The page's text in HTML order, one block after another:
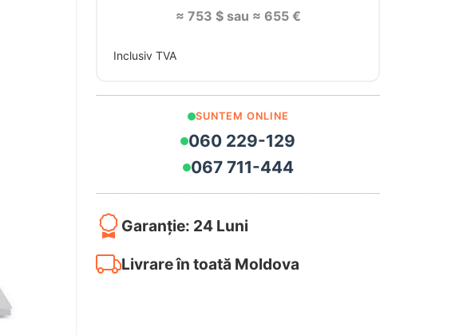
≈ 753 $ sau ≈ 655 €
Inclusiv TVA
SUNTEM ONLINE
060 229-129
067 711-444
Garanție: 24 Luni
Livrare în toată Moldova